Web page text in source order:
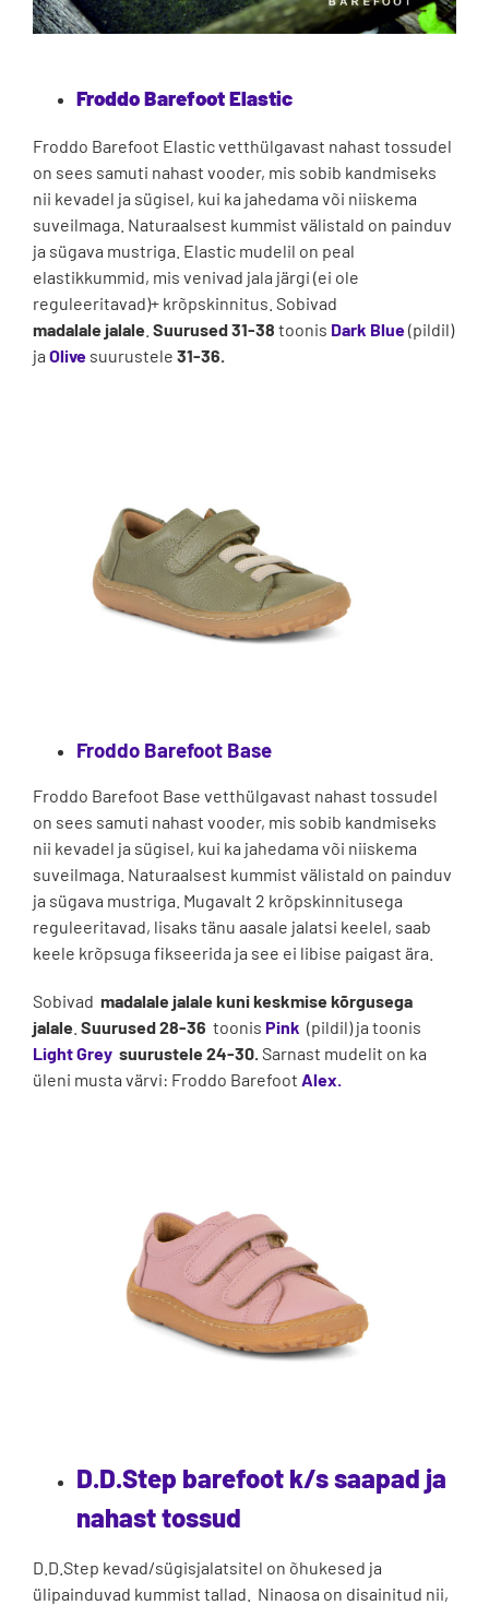
Froddo Barefoot Elastic
Froddo Barefoot Elastic vetthülgavast nahast tossudel
on sees samuti nahast vooder, mis sobib kandmiseks
nii kevadel ja sügisel, kui ka jahedama või niiskema
suveilmaga. Naturaalsest kummist välistald on painduv
ja sügava mustriga. Elastic mudelil on peal
elastikkummid, mis venivad jala järgi (ei ole
reguleeritavad)+ krõpskinnitus. Sobivad
madalale jalale. Suurused 31-38 toonis Dark Blue(pildil)
ja Olive suurustele 31-36.
Froddo Barefoot Base
Froddo Barefoot Base vetthülgavast nahast tossudel
on sees samuti nahast vooder, mis sobib kandmiseks
nii kevadel ja sügisel, kui ka jahedama või niiskema
suveilmaga. Naturaalsest kummist välistald on painduv
ja sügava mustriga. Mugavalt 2 krõpskinnitusega
reguleeritavad, lisaks tänu aasale jalatsi keelel, saab
keele krõpsuga fikseerida ja see ei libise paigast ära.
Sobivad madalale jalale kuni keskmise kõrgusega
jalale. Suurused 28-36 toonis Pink (pildil) ja toonis
Light Greysuurustele 24-30.Sarnast mudelit on ka
üleni musta värvi: Froddo Barefoot Alex.
D.D.Step barefoot k/s saapad ja
nahast tossud
D.D.Step kevad/sügisjalatsitel on õhukesed ja
ülipainduvad kummist tallad. Ninaosa on disainitud nii,